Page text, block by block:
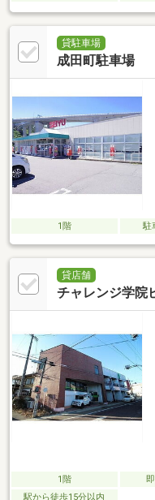
貸駐車場
成田町駐車場
1階 駐
貸店舗
チャレンジ学院
1階
駅から徒歩15分以内